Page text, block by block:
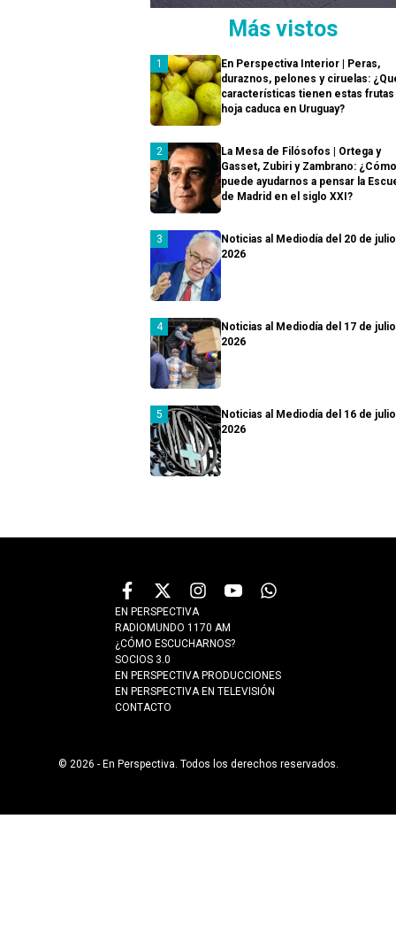
Más vistos
En Perspectiva Interior | Peras,
duraznos, pelones y ciruelas:
características tienen estas
hoja caduca en Uruguay?
La Mesa de Filósofos | Ortega y
Gasset, Zubiri y Zambrano: ¿Cómo
puede ayudarnos a pensar la
de Madrid en el siglo XXI?
Noticias al Mediodía del 20 de
2026
Noticias al Mediodía del 17 de
2026
Noticias al Mediodía del 16 de
2026
EN PERSPECTIVA
RADIOMUNDO 1170 AM
¿CÓMO ESCUCHARNOS?
SOCIOS 3.0
EN PERSPECTIVA PRODUCCIONES
EN PERSPECTIVA EN TELEVISIÓN
CONTACTO
© 2026 - En Perspectiva. Todos los derechos reservados.